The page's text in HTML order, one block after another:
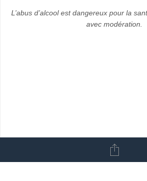
L’abus d’alcool est dangereux pour la
avec modération.